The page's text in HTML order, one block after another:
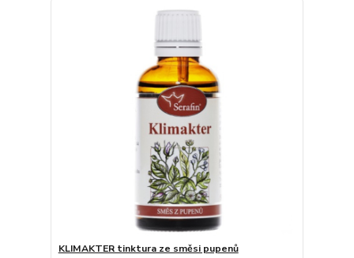
KLIMAKTER tinktura ze směsi pupenů